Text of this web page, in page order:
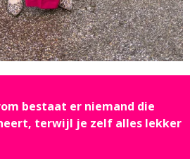
bestaat er niemand die
terwijl je zelf alles lekker